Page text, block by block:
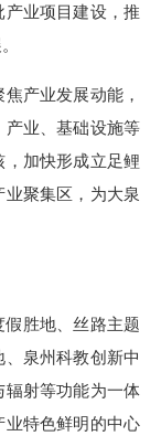
业项目建设，推
产业发展动能，
产业、基础设施等
加快形成立足鲤
聚集区，为大泉
胜地、丝路主题
泉州科教创新中
辐射等功能为一体
业特色鲜明的中心